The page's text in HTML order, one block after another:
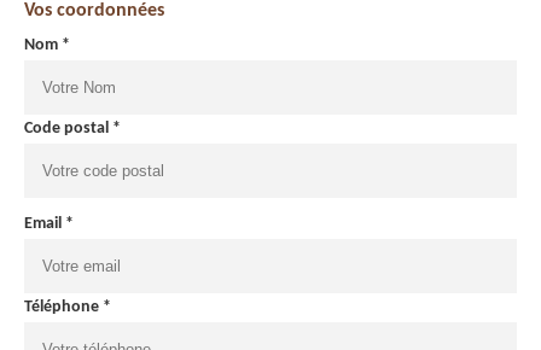
Vos coordonnées
Nom *
Code postal *
Email *
Téléphone *